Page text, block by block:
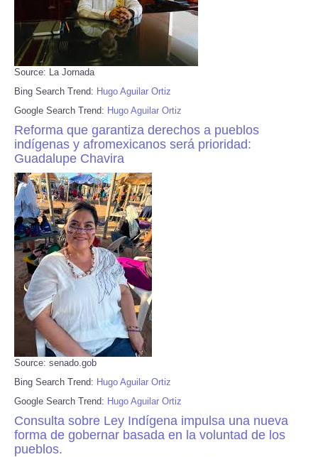
Source: La Jornada
Bing Search Trend: Hugo Aguilar Ortiz
Google Search Trend: Hugo Aguilar Ortiz
Reforma que garantiza derechos a pueblos
indígenas y afromexicanos será prioridad:
Guadalupe Chavira
Source: senado.gob
Bing Search Trend: Hugo Aguilar Ortiz
Google Search Trend: Hugo Aguilar Ortiz
Consulta sobre Ley Indígena impulsa una nueva
forma de gobernar basada en la voluntad de los
pueblos.